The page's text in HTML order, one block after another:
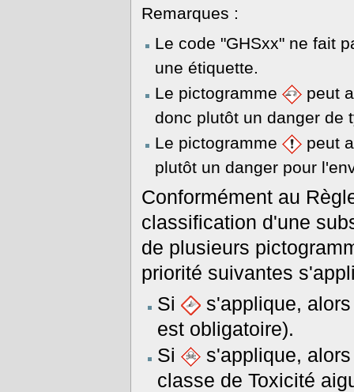
Remarques :
Le code "GHSxx" ne fait
une étiquette.
Le pictogramme
peut
donc plutôt un danger de
Le pictogramme
peut
plutôt un danger pour
Conformément au
classification d'une
de plusieurs
priorité suivantes
Si
s'applique,
est obligatoire).
Si
s'applique,
classe de Toxicité